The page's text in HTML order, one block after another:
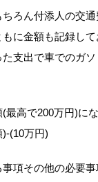
ろん付添人の交通
に金額も記録し
支出で車でのガ
高で200万円)にな
(10万円)
項その他の必要